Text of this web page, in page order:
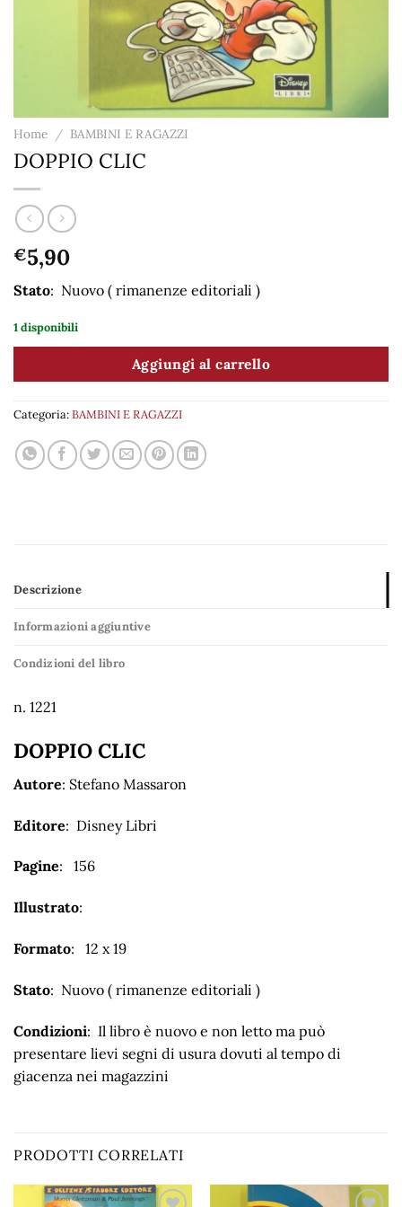
Home / BAMBINI E RAGAZZI
DOPPIO CLIC
€5,90
Stato: Nuovo ( rimanenze editoriali )
1 disponibili
Aggiungi al carrello
Categoria:BAMBINI E RAGAZZI
Descrizione
Informazioni aggiuntive
Condizioni del libro
n. 1221
DOPPIO CLIC
Autore: Stefano Massaron
Editore: Disney Libri
Pagine: 156
Illustrato:
Formato: 12 x 19
Stato: Nuovo ( rimanenze editoriali )
Condizioni: Il libro è nuovo e non letto ma può
presentare lievi segni di usura dovuti al tempo di
giacenza nei magazzini
PRODOTTI CORRELATI